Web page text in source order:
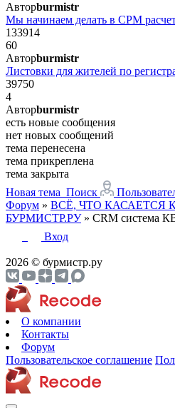
Авторburmistr
Мы начинаем делать в СРМ
133914
60
Авторburmistr
Листовки для жителей по
39750
4
Авторburmistr
есть новые сообщения
нет новых сообщений
тема перенесена
тема прикреплена
тема закрыта
Новая тема Поиск
Форум » ВСЁ, ЧТО КАСАЕТСЯ
БУРМИСТР.РУ » CRM система
Вход
2026 © бурмистр.ру
О компании
Контакты
Форум
Пользовательское соглашение